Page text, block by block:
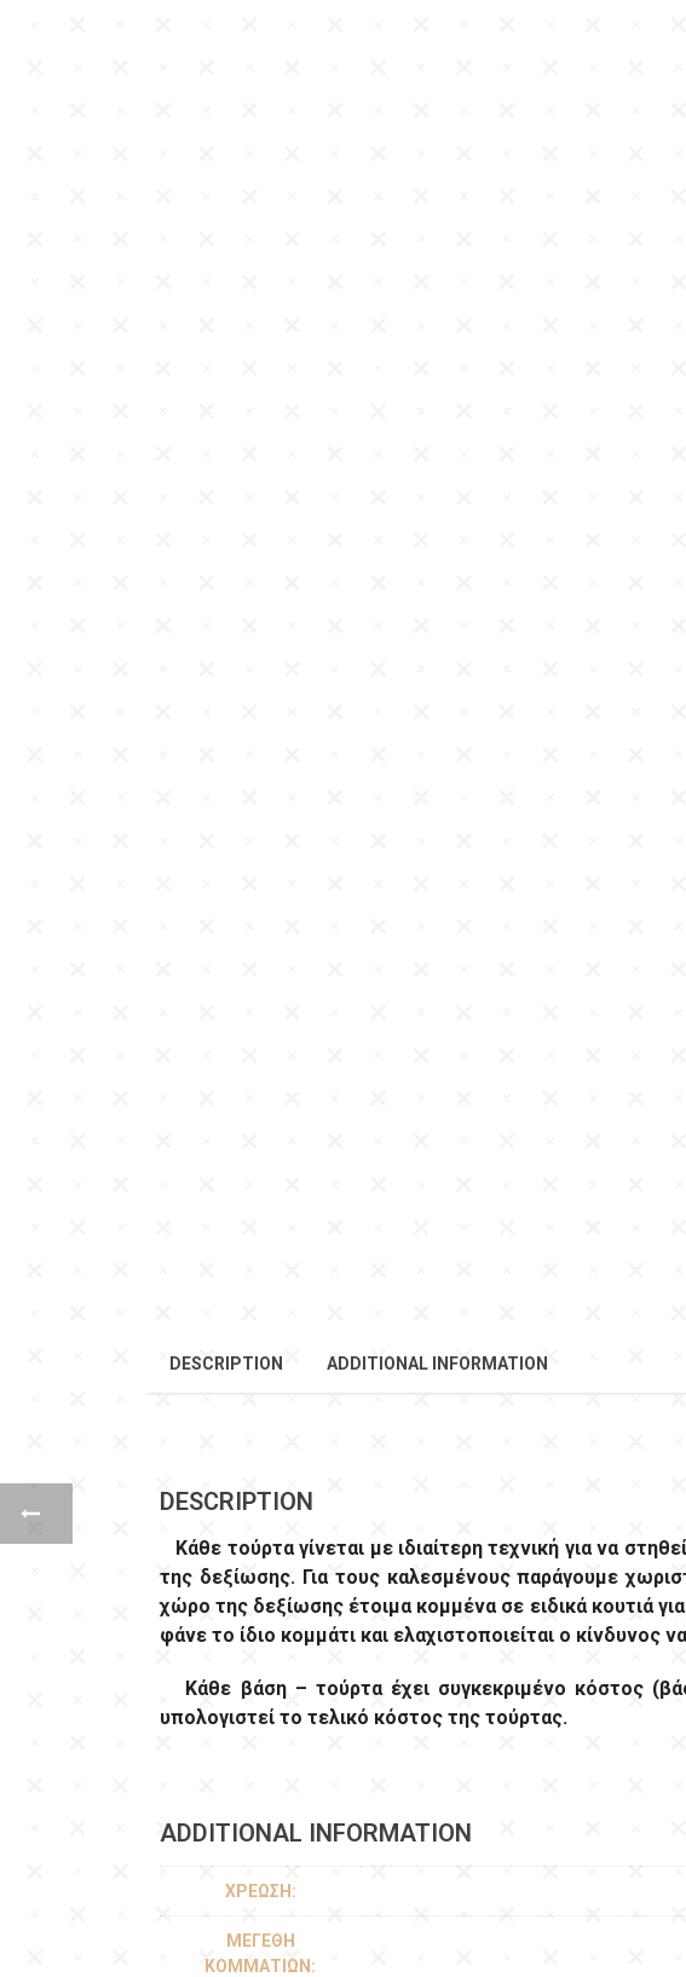
DESCRIPTION ADDITIONAL INFORMATION
DESCRIPTION
Κάθε τούρτα γίνεται με ιδιαίτερη τεχνική για να
της δεξίωσης. Για τους καλεσμένους παράγουμε
χώρο της δεξίωσης έτοιμα κομμένα σε ειδικά κουτιά
φάνε το ίδιο κομμάτι και ελαχιστοποιείται ο
Κάθε βάση – τούρτα έχει συγκεκριμένο κόστος
υπολογιστεί το τελικό κόστος της τούρτας.
ADDITIONAL INFORMATION
ΧΡΈΩΣΗ:
ΜΕΓΈΘΗ
ΚΟΜΜΑΤΙΏΝ: